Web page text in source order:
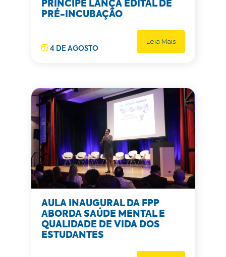
PRÍNCIPE LANÇA EDITAL DE
PRÉ-INCUBAÇÃO
4 DE AGOSTO
Leia Mais
AULA INAUGURAL DA FPP
ABORDA SAÚDE MENTAL E
QUALIDADE DE VIDA DOS
ESTUDANTES